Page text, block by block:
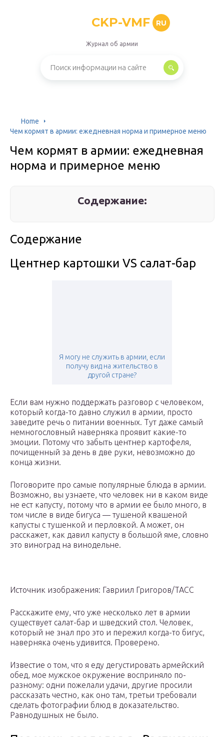
CKP-VMF RU
Журнал об армии
Home
Чем кормят в армии: ежедневная норма и примерное меню
Чем кормят в армии: ежедневная
норма и примерное меню
Содержание:
Содержание
Центнер картошки VS салат-бар
Я могу не служить в армии, если
получу вид на жительство в
другой стране?
Если вам нужно поддержать разговор с человеком,
который когда-то давно служил в армии, просто
заведите речь о питании военных. Тут даже самый
немногословный наверняка проявит какие-то
эмоции. Потому что забыть центнер картофеля,
почищенный за день в две руки, невозможно до
конца жизни.
Поговорите про самые популярные блюда в армии.
Возможно, вы узнаете, что человек ни в каком виде
не ест капусту, потому что в армии ее было много, в
том числе в виде бигуса — тушеной квашеной
капусты с тушенкой и перловкой. А может, он
расскажет, как давил капусту в большой яме, словно
это виноград на винодельне.
Источник изображения: Гавриил Григоров/ТАСС
Расскажите ему, что уже несколько лет в армии
существует салат-бар и шведский стол. Человек,
который не знал про это и пережил когда-то бигус,
наверняка очень удивится. Проверено.
Известие о том, что я еду дегустировать армейский
обед, мое мужское окружение восприняло по-
разному: одни пожелали удачи, другие просили
рассказать честно, как оно там, третьи требовали
сделать фотографии блюд в доказательство.
Равнодушных не было.